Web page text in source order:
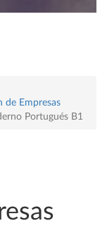
de Empresas
Portugués B1